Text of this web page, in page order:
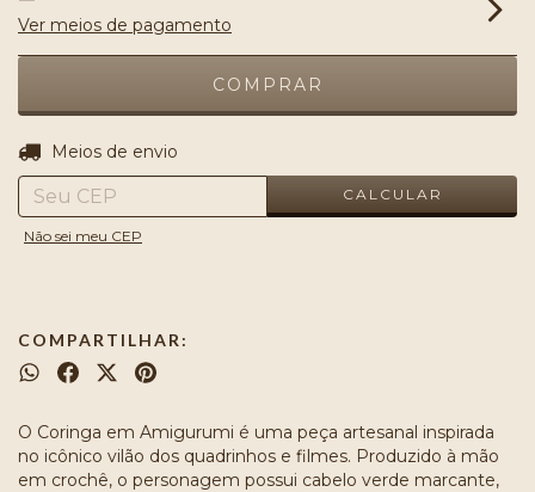
Ver meios de pagamento
Entregas para o CEP:
Meios de envio
CALCULAR
Não sei meu CEP
COMPARTILHAR:
O Coringa em Amigurumi é uma peça artesanal inspirada
no icônico vilão dos quadrinhos e filmes. Produzido à mão
em crochê, o personagem possui cabelo verde marcante,